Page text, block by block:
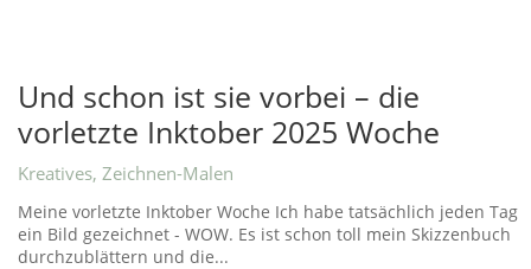
Und schon ist sie vorbei – die
vorletzte Inktober 2025 Woche
Kreatives, Zeichnen-Malen
Meine vorletzte Inktober Woche Ich habe tatsächlich jeden Tag
ein Bild gezeichnet - WOW. Es ist schon toll mein Skizzenbuch
durchzublättern und die...